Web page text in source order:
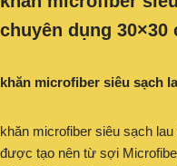
chuyên dụng 30×30
khăn microfiber siêu sạch
khăn microfiber siêu sạch
được tạo nên từ sợi